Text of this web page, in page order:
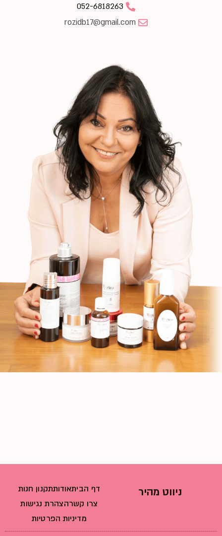
052-6818263
rozidb17@gmail.com
ניווט מהיר דף הביתאודותתקנון חנות
צרו קשרהצהרת נגישות
מדיניות הפרטיות